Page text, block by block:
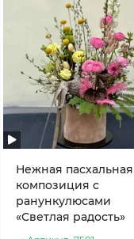
Нежная пасхальная
композиция с
ранункулюсами
«Светлая радость»